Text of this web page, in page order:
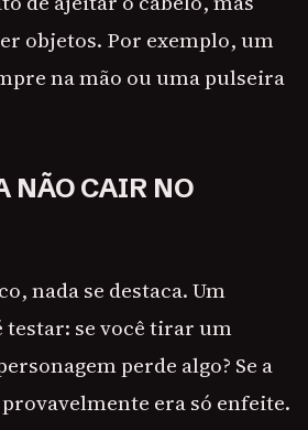
objetos. Por exemplo, um
na mão ou uma pulseira
NÃO CAIR NO
nada se destaca. Um
testar: se você tirar um
perde algo? Se a
era só enfeite.